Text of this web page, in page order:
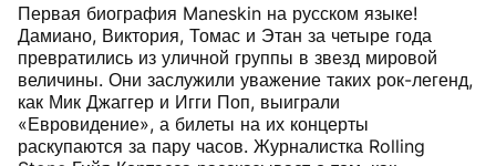
Первая биография Maneskin на русском языке!
Дамиано, Виктория, Томас и Этан за четыре года
превратились из уличной группы в звезд мировой
величины. Они заслужили уважение таких рок-легенд,
как Мик Джаггер и Игги Поп, выиграли
«Евровидение», а билеты на их концерты
раскупаются за пару часов. Журналистка Rolling